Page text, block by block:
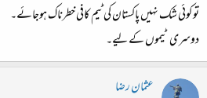
تو کوئی شک نہیں پاکستان کی ٹیم کافی خطرناک ہوجائے۔
دوسری ٹیموں کے لیے۔
عثمان رضا